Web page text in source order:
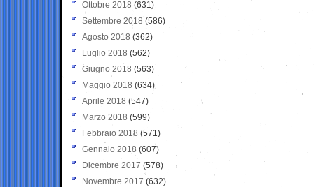
Ottobre 2018 (631)
Settembre 2018 (586)
Agosto 2018 (362)
Luglio 2018 (562)
Giugno 2018 (563)
Maggio 2018 (634)
Aprile 2018 (547)
Marzo 2018 (599)
Febbraio 2018 (571)
Gennaio 2018 (607)
Dicembre 2017 (578)
Novembre 2017 (632)